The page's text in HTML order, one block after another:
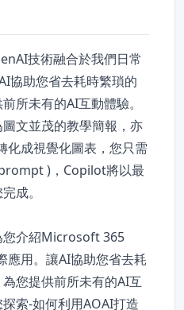
技術融合於我們日常
協助您省去耗時繁瑣的
所未有的AI互動體驗。
文並茂的教學簡報，亦
化成視覺化圖表，您只需
)，Copilot將以最
成。
您介紹Microsoft 365
應用。讓AI協助您省去耗
您提供前所未有的AI互
索-如何利用AOAI打造